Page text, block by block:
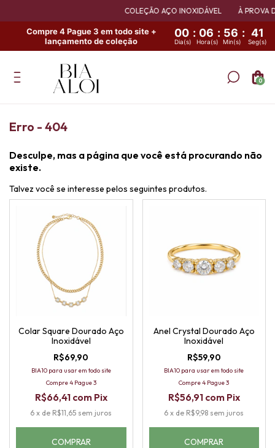
Compre 4 Pague 3 em todo site +
lançamento de coleção
00 : 06 : 56 : 40
Dia(s) Hora(s) Min(s) Seg(s)
COLEÇÃO AÇO INOXIDÁVEL À PROVA
0
Erro - 404
Desculpe, mas a página que você está procurando não
existe.
Talvez você se interesse pelos seguintes produtos.
Colar Square Dourado Aço
Inoxidável
R$69,90
BIA10 para usar em todo site
Compre 4 Pague 3
R$66,41 com Pix
6 x de R$11,65 sem juros
Anel Crystal Dourado Aço
Inoxidável
R$59,90
BIA10 para usar em todo site
Compre 4 Pague 3
R$56,91 com Pix
6 x de R$9,98 sem juros
COMPRAR